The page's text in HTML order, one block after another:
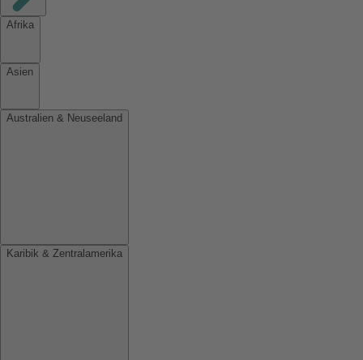
Afrika
Asien
Australien & Neuseeland
Karibik & Zentralamerika